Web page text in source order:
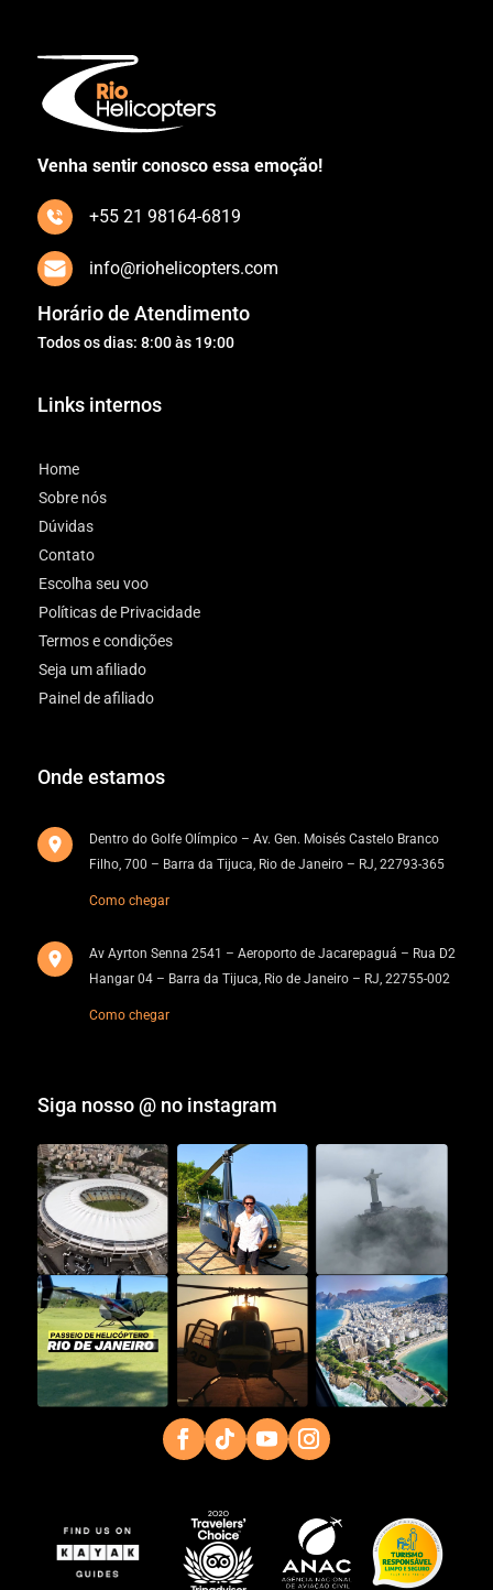
Venha sentir conosco essa emoção!
+55 21 98164-6819
info@riohelicopters.com
Horário de Atendimento
Todos os dias: 8:00 às 19:00
Links internos
Home
Sobre nós
Dúvidas
Contato
Escolha seu voo
Políticas de Privacidade
Termos e condições
Seja um afiliado
Painel de afiliado
Onde estamos
Dentro do Golfe Olímpico – Av. Gen. Moisés Castelo Branco
Filho, 700 – Barra da Tijuca, Rio de Janeiro – RJ, 22793-365
Como chegar
Av Ayrton Senna 2541 – Aeroporto de Jacarepaguá – Rua D2
Hangar 04 – Barra da Tijuca, Rio de Janeiro – RJ, 22755-002
Como chegar
Siga nosso @ no instagram